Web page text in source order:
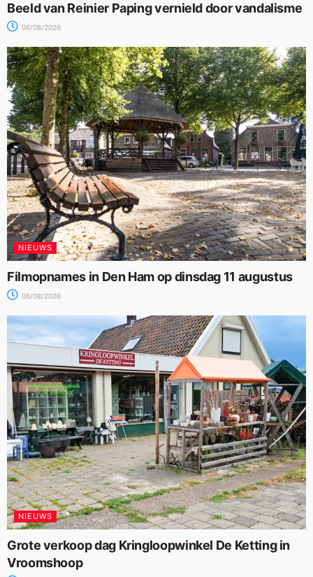
Beeld van Reinier Paping vernield door vandalisme
06/08/2026
NIEUWS
Filmopnames in Den Ham op dinsdag 11 augustus
06/08/2026
NIEUWS
Grote verkoop dag Kringloopwinkel De Ketting in
Vroomshoop